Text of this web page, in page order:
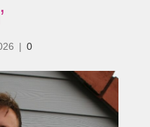
| 0